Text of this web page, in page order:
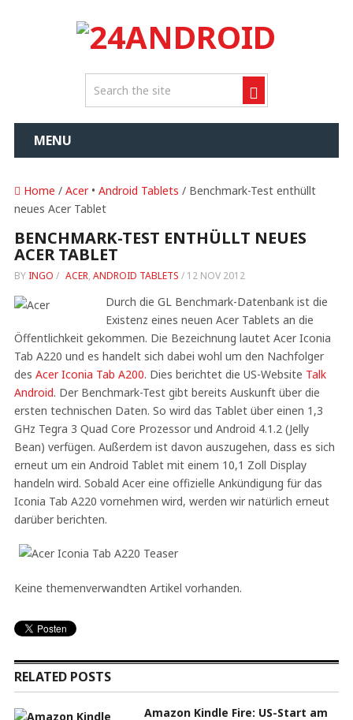
MENU
Home / Acer• Android Tablets / Benchmark-Test enthüllt
neues Acer Tablet
BENCHMARK-TEST ENTHÜLLT NEUES
ACER TABLET
BY INGO / ACER, ANDROID TABLETS / 12 NOV 2012
Durch die GL Benchmark-Datenbank ist die
Existenz eines neuen Acer Tablets an die
Öffentlichkeit gekommen. Die Bezeichnung lautet Acer Iconia
Tab A220 und es handelt sich dabei wohl um den Nachfolger
des Acer Iconia Tab A200. Dies berichtet die US-Website Talk
Android. Der Benchmark-Test gibt bereits Auskunft über die
ersten technischen Daten. So wird das Tablet über einen 1,3
GHz Tegra 3 Quad Core Prozessor und Android 4.1.2 (Jelly
Bean) verfügen. Außerdem ist davon auszugehen, dass es sich
erneut um ein Android Tablet mit einem 10,1 Zoll Display
handeln wird. Sobald Acer eine offizielle Ankündigung für das
Iconia Tab A220 vornehmen wird, werden wir natürlich erneut
darüber berichten.
Keine themenverwandten Artikel vorhanden.
RELATED POSTS
Amazon Kindle Fire: US-Start am